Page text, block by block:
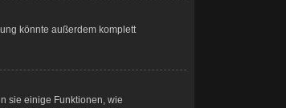
könnte außerdem komplett
sie einige Funktionen, wie